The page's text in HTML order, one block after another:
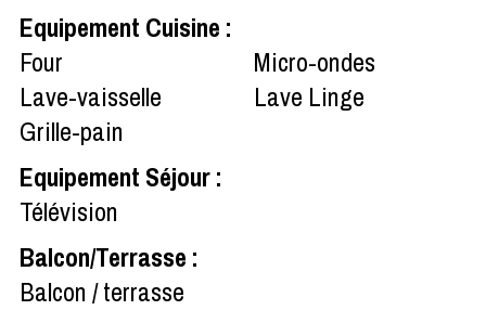
Equipement Cuisine :
Four
Micro-ondes
Lave-vaisselle
Lave Linge
Grille-pain
Equipement Séjour:
Télévision
Balcon/Terrasse :
Balcon / terrasse